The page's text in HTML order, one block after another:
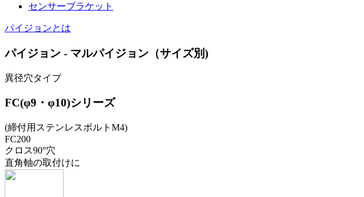
センサーブラケット
パイジョンとは
パイジョン - マルパイジョン（サイズ別)
異径穴タイプ
FC(φ9・φ10)シリーズ
(締付用ステンレスボルトM4)
FC200
クロス90°穴
直角軸の取付けに